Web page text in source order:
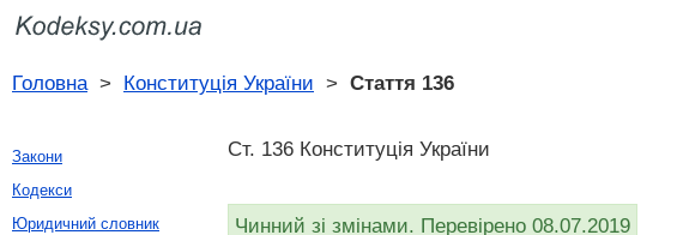
Головна> Конституція України > Стаття 136
Ст. 136 Конституція України
Чинний зі змінами. Перевірено 08.07.2019
Закони
Кодекси
Юридичний словник